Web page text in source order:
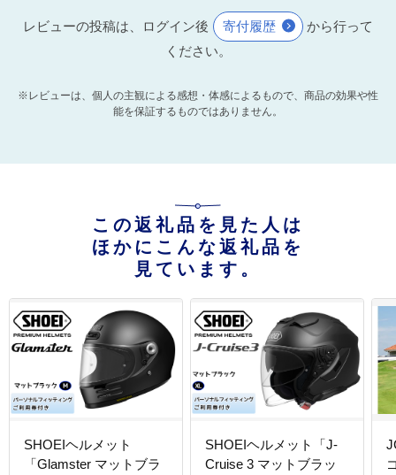
レビューの投稿は、ログイン後 寄付履歴
から行って
ください。
※レビューは、個人の主観による感想・体感によるもので、商品の効果や性
能を保証するものではありません。
この返礼品を見た人は
ほかにこんな返礼品を
見ています。
SHOEIヘルメット
「Glamster マットブラ
SHOEIヘルメット「J-
Cruise 3 マットブラッ